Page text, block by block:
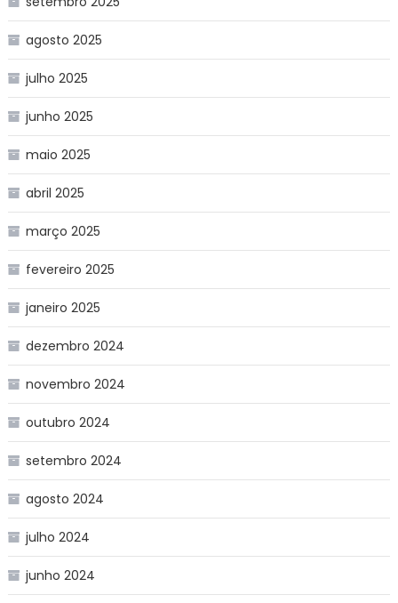
agosto 2025
julho 2025
junho 2025
maio 2025
abril 2025
março 2025
fevereiro 2025
janeiro 2025
dezembro 2024
novembro 2024
outubro 2024
setembro 2024
agosto 2024
julho 2024
junho 2024